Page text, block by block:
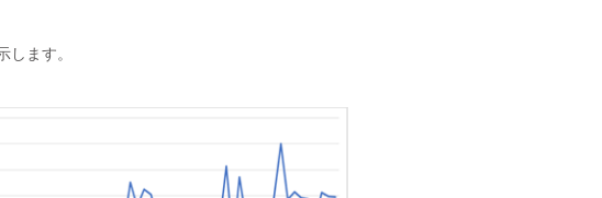
します。